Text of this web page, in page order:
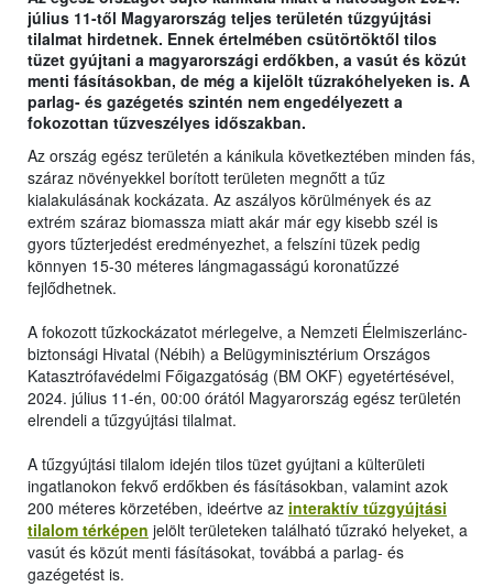
július 11-től Magyarország teljes területén tűzgyújtási
tilalmat hirdetnek. Ennek értelmében csütörtöktől tilos
tüzet gyújtani a magyarországi erdőkben, a vasút és közút
menti fásításokban, de még a kijelölt tűzrakóhelyeken is. A
parlag- és gazégetés szintén nem engedélyezett a
fokozottan tűzveszélyes időszakban.
Az ország egész területén a kánikula következtében minden fás,
száraz növényekkel borított területen megnőtt a tűz
kialakulásának kockázata. Az aszályos körülmények és az
extrém száraz biomassza miatt akár már egy kisebb szél is
gyors tűzterjedést eredményezhet, a felszíni tüzek pedig
könnyen 15-30 méteres lángmagasságú koronatűzzé
fejlődhetnek.
A fokozott tűzkockázatot mérlegelve, a Nemzeti Élelmiszerlánc-
biztonsági Hivatal (Nébih) a Belügyminisztérium Országos
Katasztrófavédelmi Főigazgatóság (BM OKF) egyetértésével,
2024. július 11-én, 00:00 órától Magyarország egész területén
elrendeli a tűzgyújtási tilalmat.
A tűzgyújtási tilalom idején tilos tüzet gyújtani a külterületi
ingatlanokon fekvő erdőkben és fásításokban, valamint azok
200 méteres körzetében, ideértve az interaktív tűzgyújtási
tilalom térképen jelölt területeken található tűzrakó helyeket, a
vasút és közút menti fásításokat, továbbá a parlag- és
gazégetést is.